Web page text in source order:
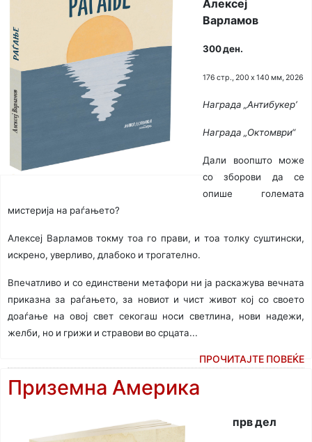
Алексеј
Варламов
300 ден.
176 стр., 200 х 140 мм, 2026
Награда „Антибукер’
Награда „Октомври“
Дали воопшто може
со зборови да се
опише големата
мистерија на раѓањето?
Алексеј Варламов токму тоа го прави, и тоа толку суштински,
искрено, уверливо, длабоко и трогателно.
Впечатливо и со единствени метафори ни ја раскажува вечната
приказна за раѓањето, за новиот и чист живот кој со своето
доаѓање на овој свет секогаш носи светлина, нови надежи,
желби, но и грижи и стравови во срцата...
ПРОЧИТАЈТЕ ПОВЕЌЕ
Приземна Америка
прв дел